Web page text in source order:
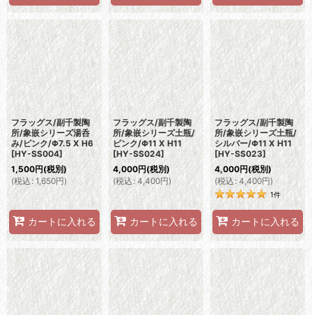
フラッグス/副千製陶
所/象嵌シリーズ湯呑
み/ピンク/Φ7.5 X H6
[HY-SS004]
1,500円(税別)
(税込 : 1,650円)
カートに入れる
フラッグス/副千製陶
所/象嵌シリーズ土瓶/
ピンク/Φ11 X H11
[HY-SS024]
4,000円(税別)
(税込 : 4,400円)
カートに入れる
フラッグス/副千製陶
所/象嵌シリーズ土瓶/
シルバー/Φ11 X H11
[HY-SS023]
4,000円(税別)
(税込: 4,400円)
1件
カートに入れる